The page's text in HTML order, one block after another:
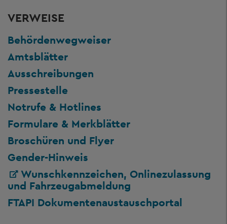
VERWEISE
Behördenwegweiser
Amtsblätter
Ausschreibungen
Pressestelle
Notrufe & Hotlines
Formulare & Merkblätter
Broschüren und Flyer
Gender-Hinweis
Wunschkennzeichen, Onlinezulassung
und Fahrzeugabmeldung
FTAPI Dokumentenaustauschportal